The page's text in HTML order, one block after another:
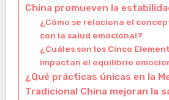
China promueven la
¿Cómo se relaciona el
con la salud emocional?
¿Cuáles son los Cinco
impactan el equilibrio
¿Qué prácticas únicas en la
Tradicional China mejoran la